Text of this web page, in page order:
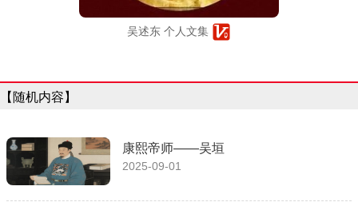
吴述东 个人文集
【随机内容】
康熙帝师——吴垣
2025-09-01